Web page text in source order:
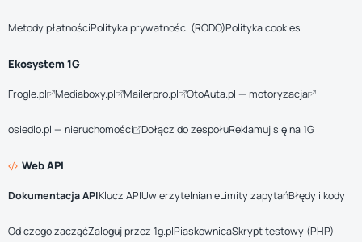
Metody płatnościPolityka prywatności (RODO)Polityka cookies
Ekosystem 1G
Frogle.pl Mediaboxy.pl Mailerpro.pl OtoAuta.pl — motoryzacja
osiedlo.pl — nieruchomości Dołącz do zespołuReklamuj się na 1G
Web API
Dokumentacja APIKlucz APIUwierzytelnianieLimity zapytańBłędy i kody
Od czego zacząćZaloguj przez 1g.plPiaskownicaSkrypt testowy (PHP)